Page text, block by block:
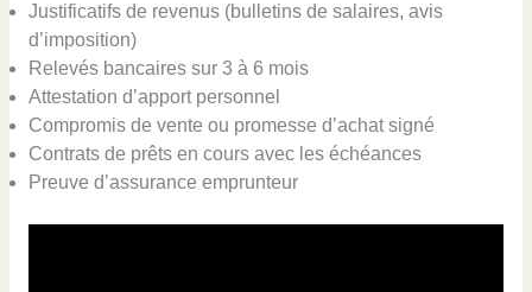
Justificatifs de revenus (bulletins de salaires, avis
d’imposition)
Relevés bancaires sur 3 à 6 mois
Attestation d’apport personnel
Compromis de vente ou promesse d’achat signé
Contrats de prêts en cours avec les échéances
Preuve d’assurance emprunteur